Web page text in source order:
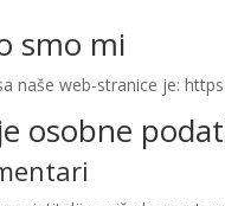
smo mi
naše web-stranice je:
osobne